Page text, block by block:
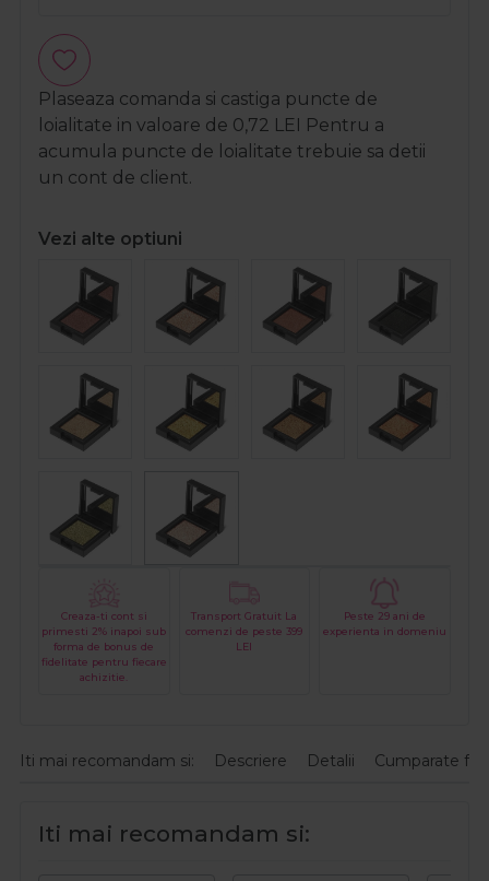
Plaseaza comanda si castiga puncte de
loialitate in valoare de 0,72 LEI
Pentru a
acumula puncte de loialitate trebuie sa detii
un cont de client.
Vezi alte optiuni
Creaza-ti cont si
primesti 2% inapoi sub
forma de bonus de
fidelitate pentru fiecare
achizitie.
Transport Gratuit La
comenzi de peste 399
LEI
Peste 29 ani de
experienta in domeniu
Iti mai recomandam si: Descriere Detalii Cumparate
Iti mai recomandam si: